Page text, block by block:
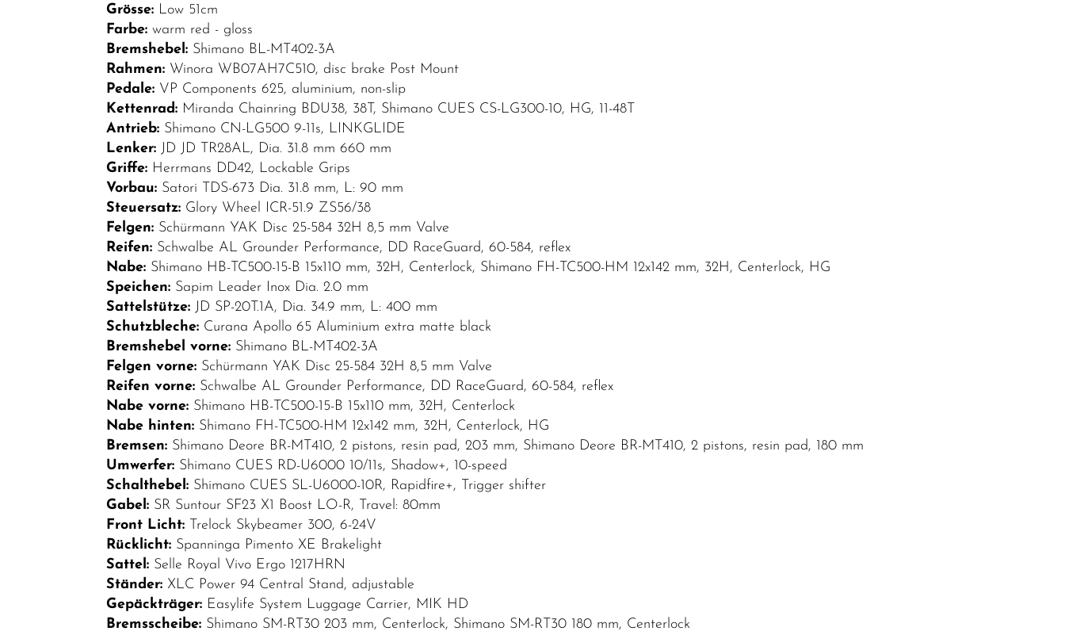
Jugendfahrräder
Mountainbikes
Grösse: Low 51cm
Farbe: warm red - gloss
Bremshebel: Shimano BL-MT402-3A
Rahmen: Winora WB07AH7C510, disc brake Post Mount
Pedale: VP Components 625, aluminium, non-slip
Kettenrad: Miranda Chainring BDU38, 38T, Shimano CUES CS-LG300-10, HG, 11-48T
Antrieb: Shimano CN-LG500 9-11s, LINKGLIDE
Lenker: JD JD TR28AL, Dia. 31.8 mm 660 mm
Griffe: Herrmans DD42, Lockable Grips
Vorbau: Satori TDS-673 Dia. 31.8 mm, L: 90 mm
Steuersatz: Glory Wheel ICR-51.9 ZS56/38
Felgen: Schürmann YAK Disc 25-584 32H 8,5 mm Valve
Reifen: Schwalbe AL Grounder Performance, DD RaceGuard, 60-584, reflex
Nabe: Shimano HB-TC500-15-B 15x110 mm, 32H, Centerlock, Shimano FH-TC500-HM 12x142 mm, 32H, Centerlock, HG
Speichen: Sapim Leader Inox Dia. 2.0 mm
Sattelstütze: JD SP-20T.1A, Dia. 34.9 mm, L: 400 mm
Schutzbleche: Curana Apollo 65 Aluminium extra matte black
Bremshebel vorne: Shimano BL-MT402-3A
Felgen vorne: Schürmann YAK Disc 25-584 32H 8,5 mm Valve
Reifen vorne: Schwalbe AL Grounder Performance, DD RaceGuard, 60-584, reflex
Nabe vorne: Shimano HB-TC500-15-B 15x110 mm, 32H, Centerlock
Nabe hinten: Shimano FH-TC500-HM 12x142 mm, 32H, Centerlock, HG
Bremsen: Shimano Deore BR-MT410, 2 pistons, resin pad, 203 mm, Shimano Deore BR-MT410, 2 pistons, resin pad, 180 mm
Umwerfer: Shimano CUES RD-U6000 10/11s, Shadow+, 10-speed
Schalthebel: Shimano CUES SL-U6000-10R, Rapidfire+, Trigger shifter
Gabel: SR Suntour SF23 X1 Boost LO-R, Travel: 80mm
Front Licht: Trelock Skybeamer 300, 6-24V
Rücklicht: Spanninga Pimento XE Brakelight
Sattel: Selle Royal Vivo Ergo 1217HRN
Ständer: XLC Power 94 Central Stand, adjustable
Gepäckträger: Easylife System Luggage Carrier, MIK HD
Bremsscheibe: Shimano SM-RT30 203 mm, Centerlock, Shimano SM-RT30 180 mm, Centerlock